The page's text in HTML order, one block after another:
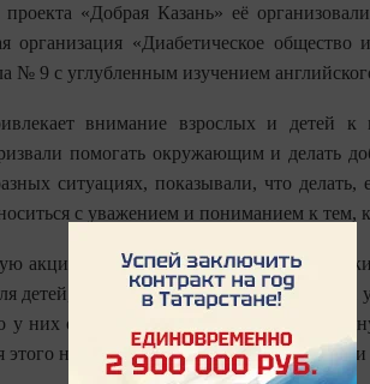
«Добрая Казань» её
организация «Диабетическое
№ 9 с углубленным изучением
внимание взрослых и детей
помогать окружающим и делать
ситуациях, показывали, что делать,
с уважением и пониманием к тем,
акцию маленькая Принцесса
детей, больных сахарным диабетом. И
у них очень строгая диета. Когда мы
этого нужна помощь многих людей, и дети